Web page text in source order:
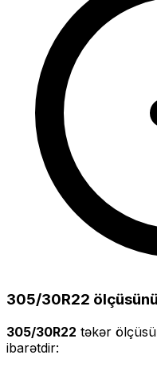
305/30R22
305/30R22 təkər
ibarətdir: